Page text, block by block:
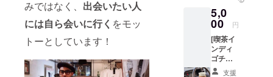
みではなく、 出会いたい人
には自ら会いに行く をモッ
トーとしています！
降り注
ぐ太陽
の光の
様に暖
かいエ
ネル
ギーが
気に
入って
しい。
モチー
フの裏
には作
る、こ
のリ
ターン
のため
だけに
焙煎し
て頂い
5,0
00 円
[喫茶イ
ンディ
ゴチ
ケット]
支援